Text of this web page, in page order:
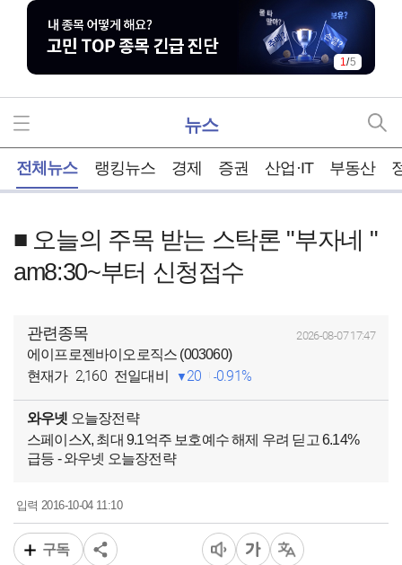
1/5
뉴스
전체뉴스 랭킹뉴스 경제 증권 산업·IT 부동산
■ 오늘의 주목 받는 스탁론 "부자네 "
am8:30~부터 신청접수
관련종목 2026-08-07 17:47
에이프로젠바이오로직스 (003060)
현재가 2,160 전일대비 20 0.91%
와우넷 오늘장전략
스페이스X, 최대 9.1억주 보호예수 해제 우려 딛고 6.14%
급등 - 와우넷 오늘장전략
입력2016-10-04 11:10
구독